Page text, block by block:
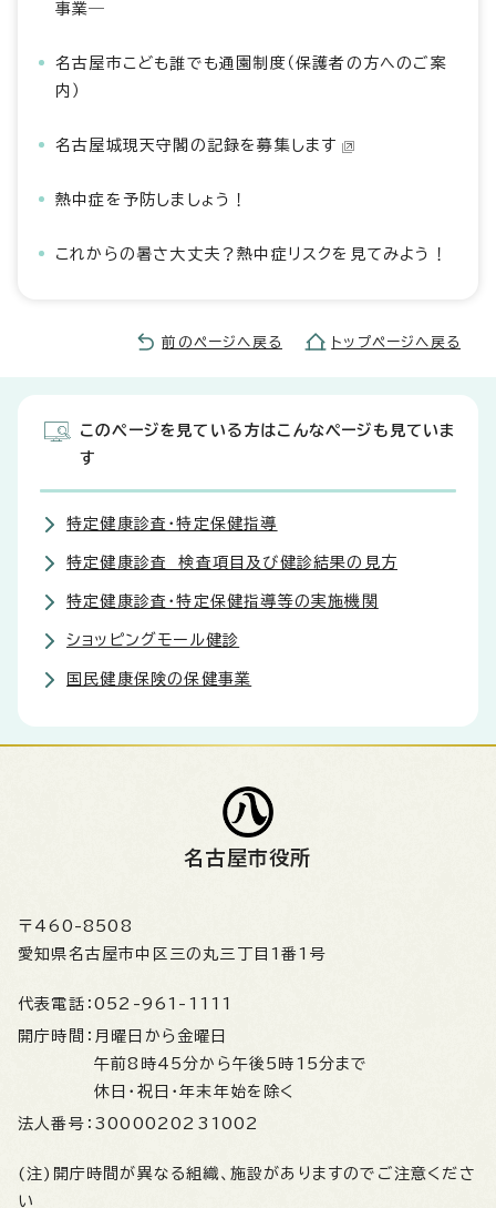
事業―
名古屋市こども誰でも通園制度（保護者の方へのご案
内）
名古屋城現天守閣の記録を募集します
熱中症を予防しましょう！
これからの暑さ大丈夫？熱中症リスクを見てみよう！
前のページへ戻る トップページへ戻る
このページを見ている方はこんなページも見ていま
す
特定健康診査・特定保健指導
特定健康診査 検査項目及び健診結果の見方
特定健康診査・特定保健指導等の実施機関
ショッピングモール健診
国民健康保険の保健事業
名古屋市役所
〒460-8508
愛知県名古屋市中区三の丸三丁目1番1号
代表電話： 052-961-1111
開庁時間： 月曜日から金曜日
午前8時45分から午後5時15分まで
休日・祝日・年末年始を除く
法人番号： 3000020231002
(注)開庁時間が異なる組織、施設がありますのでご注意くださ
い